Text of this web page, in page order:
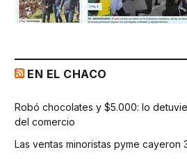
EN EL CHACO
Robó chocolates y $5.000: lo
del comercio
Las ventas minoristas pyme cayeron